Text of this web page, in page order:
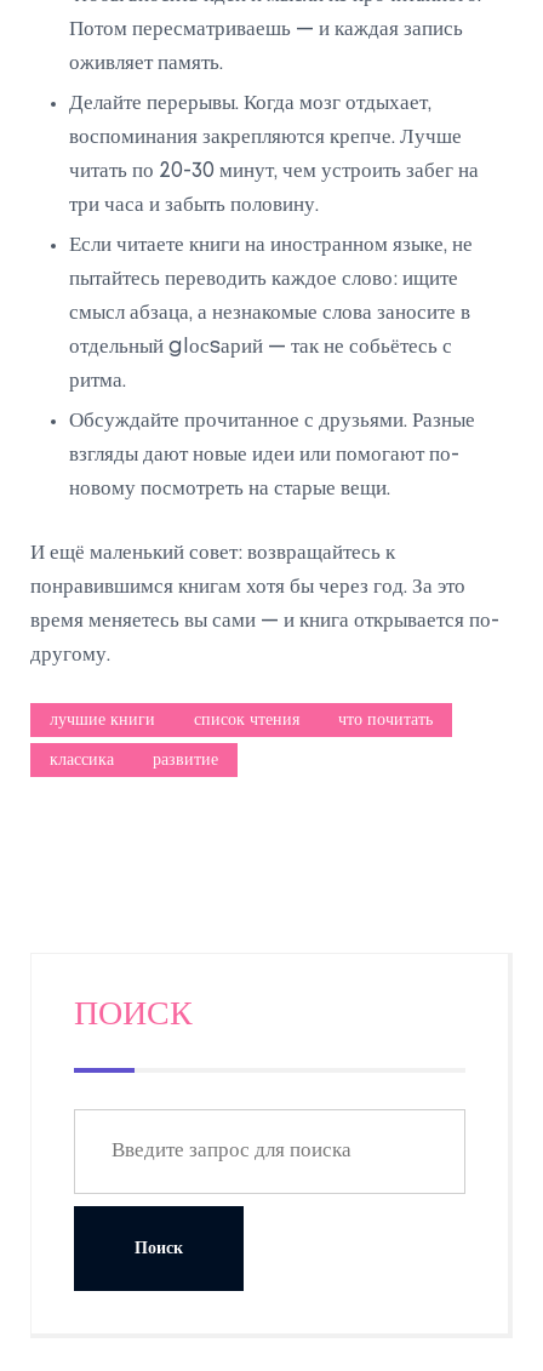
Потом пересматриваешь — и каждая запись
оживляет память.
Делайте перерывы. Когда мозг отдыхает,
воспоминания закрепляются крепче. Лучше
читать по 20-30 минут, чем устроить забег на
три часа и забыть половину.
Если читаете книги на иностранном языке, не
пытайтесь переводить каждое слово: ищите
смысл абзаца, а незнакомые слова заносите в
отдельный glосsарий — так не собьётесь с
ритма.
Обсуждайте прочитанное с друзьями. Разные
взгляды дают новые идеи или помогают по-
новому посмотреть на старые вещи.
И ещё маленький совет: возвращайтесь к
понравившимся книгам хотя бы через год. За это
время меняетесь вы сами — и книга открывается по-
другому.
лучшие книги список чтения что почитать
классика развитие
ПОИСК